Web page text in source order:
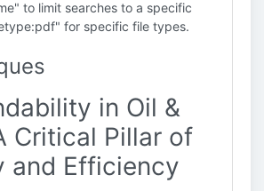
to limit searches to a specific
for specific file types.
in Oil &
Critical Pillar of
and Efficiency